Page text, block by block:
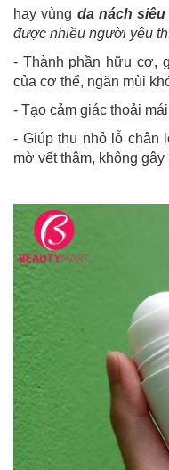
hay vùng da nách siêu
được nhiều người yêu
- Thành phần hữu cơ,
của cơ thể, ngăn mùi
- Tạo cảm giác thoải
- Giúp thu nhỏ lỗ chân
mờ vết thâm, không